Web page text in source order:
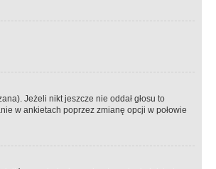
Jeżeli nikt jeszcze nie oddał głosu to
w ankietach poprzez zmianę opcji w połowie